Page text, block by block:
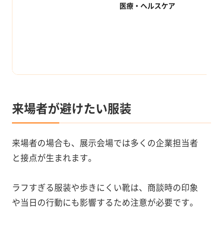
医療・ヘルスケア
来場者が避けたい服装
来場者の場合も、展示会場では多くの企業担当者
と接点が生まれます。
ラフすぎる服装や歩きにくい靴は、商談時の印象
や当日の行動にも影響するため注意が必要です。